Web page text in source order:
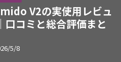
V2の実使用レビュ
口コミと総合評価まと
5/8